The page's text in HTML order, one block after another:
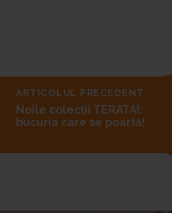
ARTICOLUL PRECEDENT
Noile colecții TERATAI:
bucuria care se poartă!